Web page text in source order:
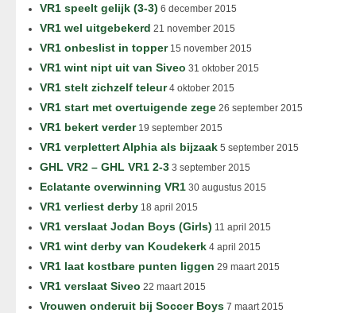
VR1 speelt gelijk (3-3) 6 december 2015
VR1 wel uitgebekerd 21 november 2015
VR1 onbeslist in topper15 november 2015
VR1 wint nipt uit van Siveo 31 oktober 2015
VR1 stelt zichzelf teleur4 oktober 2015
VR1 start met overtuigende zege 26 september 2015
VR1 bekert verder19 september 2015
VR1 verplettert Alphia als bijzaak 5 september 2015
GHL VR2 – GHL VR1 2-3 3 september 2015
Eclatante overwinning VR1 30 augustus 2015
VR1 verliest derby 18 april 2015
VR1 verslaat Jodan Boys (Girls) 11 april 2015
VR1 wint derby van Koudekerk 4 april 2015
VR1 laat kostbare punten liggen 29 maart 2015
VR1 verslaat Siveo 22 maart 2015
Vrouwen onderuit bij Soccer Boys 7 maart 2015